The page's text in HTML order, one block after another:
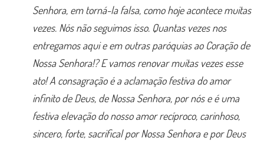
Senhora, em torná-la falsa, como hoje acontece muitas
vezes. Nós não seguimos isso. Quantas vezes nos
entregamos aqui e em outras paróquias ao Coração de
Nossa Senhora!? E vamos renovar muitas vezes esse
ato! A consagração é a aclamação festiva do amor
infinito de Deus, de Nossa Senhora, por nós e é uma
festiva elevação do nosso amor recíproco, carinhoso,
sincero, forte, sacrifical por Nossa Senhora e por Deus